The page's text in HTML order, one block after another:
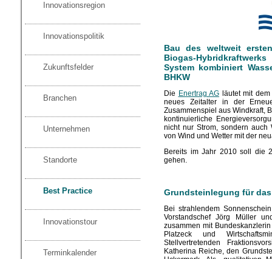
Innovationsregion
Innovationspolitik
Zukunftsfelder
Branchen
Unternehmen
Standorte
Best Practice
Innovationstour
Terminkalender
Bau des weltweit
Biogas-
System kombiniert
BHKW
Die Enertrag AG läutet mit
neues Zeitalter in der
Zusammenspiel aus Windkraft,
kontinuierliche
nicht nur Strom, sondern auch
von Wind und Wetter mit der
Bereits im Jahr 2010 soll die
gehen.
Grundsteinlegung für
Bei strahlendem
Vorstandschef Jörg Müller
zusammen mit
Platzeck und
Stellvertretenden
Katherina Reiche, den